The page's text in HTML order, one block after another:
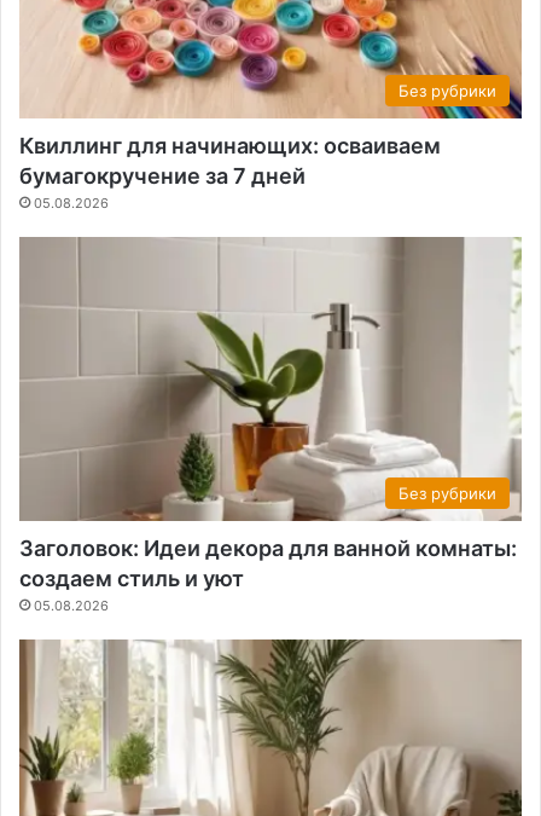
Без рубрики
Квиллинг для начинающих: осваиваем
бумагокручение за 7 дней
05.08.2026
Без рубрики
Заголовок: Идеи декора для ванной комнаты:
создаем стиль и уют
05.08.2026